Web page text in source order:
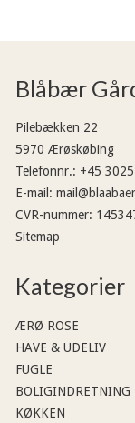
Blåbær
Pilebækken 22
5970 Ærøskøbing
Telefonnr.: +45
E-mail :
CVR-nummer:
Sitemap
Kategorier
ÆRØ ROSE
HAVE & UDELIV
FUGLE
BOLIGINDRETNING
KØKKEN